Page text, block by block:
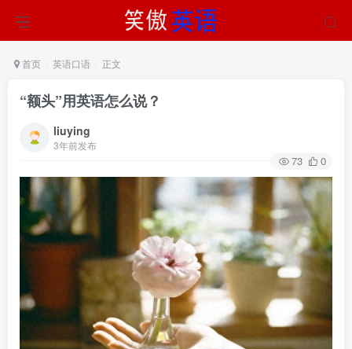
首页 英语口语 正文
“额头”用英语怎么说？
liuying
3年前发布
73 0